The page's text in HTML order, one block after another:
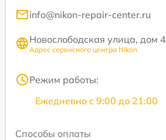
info@nikon-repair-center.ru
Новослободская улица, дом 4
Адрес сервисного центра Nikon
Режим работы:
Ежедневно с 9:00 до 21:00
Способы оплаты